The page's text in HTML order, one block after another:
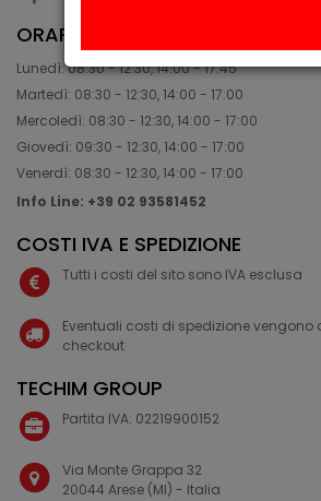
ORARIO
Lunedì: 08:30 - 12:30, 14:00 - 17:45
Martedì: 08:30 - 12:30, 14:00 - 17:00
Mercoledì: 08:30 - 12:30, 14:00 - 17:00
Giovedì: 09:30 - 12:30, 14:00 - 17:00
Venerdì: 08:30 - 12:30, 14:00 - 17:00
Info Line: +39 02 93581452
COSTI IVA E SPEDIZIONE
Tutti i costi del sito sono IVA esclusa
Eventuali costi di spedizione
checkout
TECHIM GROUP
Partita IVA: 02219900152
Via Monte Grappa 32
20044 Arese (MI) - Italia